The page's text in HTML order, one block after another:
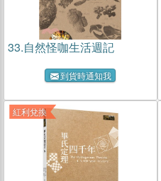
33.自然怪咖生活週記
到貨時通知我
紅利兌換